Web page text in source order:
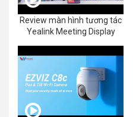
Review màn hình tương tác
Yealink Meeting Display